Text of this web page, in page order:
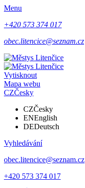
Menu
+420 573 374 017
obec.litencice@seznam.cz
Vytisknout
Mapa webu
CZČesky
CZČesky
ENEnglish
DEDeutsch
Vyhledávání
obec.litencice@seznam.cz
+420 573 374 017